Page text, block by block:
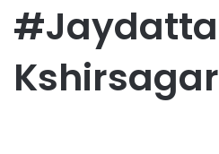
#Jaydatta
Kshirsagar